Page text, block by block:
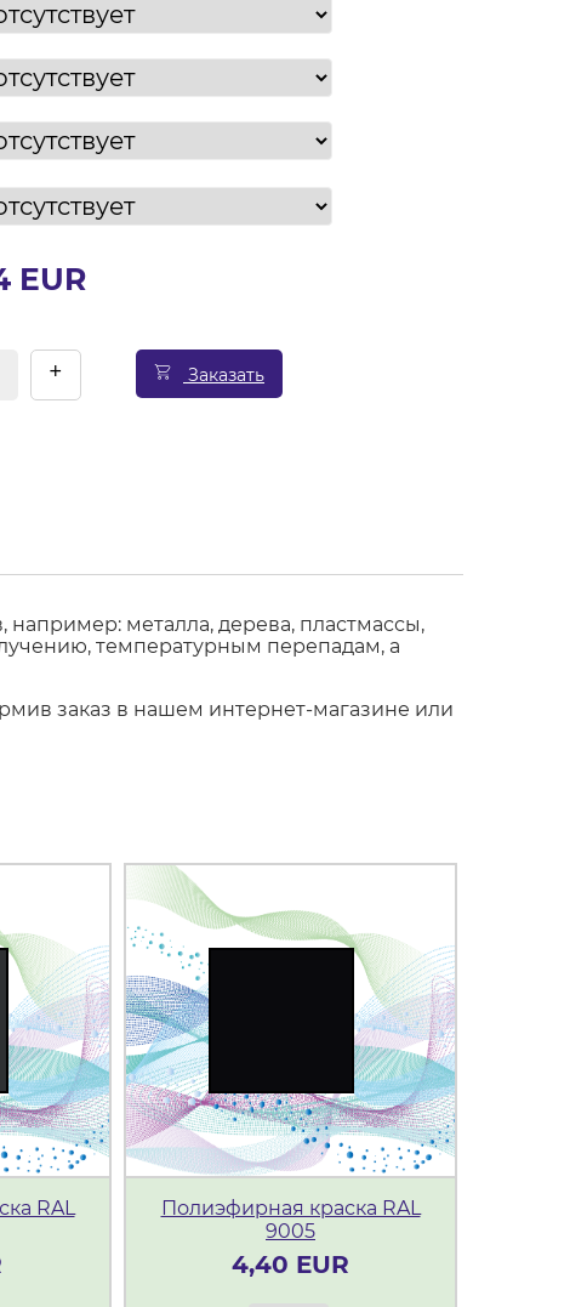
EUR
+ Заказать
металла, дерева, пластмассы,
температурным перепадам, а
заказ в нашем интернет-магазине или
RAL
Полиэфирная краска RAL
9005
4,40 EUR